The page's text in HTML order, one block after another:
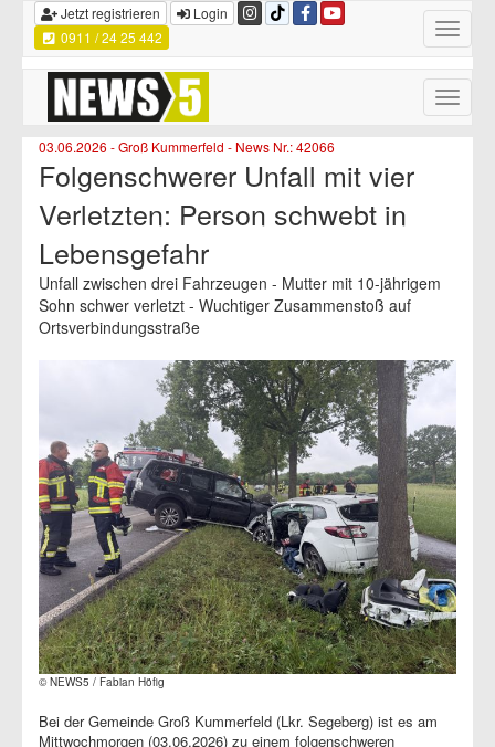
Toggle
Jetzt registrieren
Login
0911 / 24 25 442
Toggle
03.06.2026 - Groß Kummerfeld - News Nr.: 42066
Folgenschwerer Unfall mit vier
Verletzten: Person schwebt in
Lebensgefahr
Unfall zwischen drei Fahrzeugen - Mutter mit 10-jährigem
Sohn schwer verletzt - Wuchtiger Zusammenstoß auf
Ortsverbindungsstraße
© NEWS5 / Fabian Höfig
Bei der Gemeinde Groß Kummerfeld (Lkr. Segeberg) ist es am
Mittwochmorgen (03.06.2026) zu einem folgenschweren